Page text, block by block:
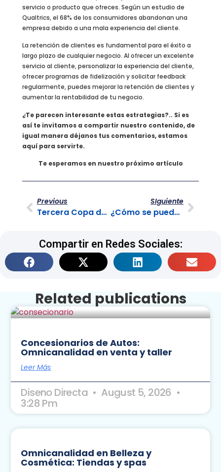
servicio o producto que ofreces. Según un estudio de
Qualtrics, el 68% de los consumidores abandonan una
empresa debido a una mala experiencia del cliente.
La retención de clientes es fundamental para el éxito a
largo plazo de cualquier negocio. Al ofrecer un excelente
servicio al cliente, personalizar la experiencia del cliente,
ofrecer programas de fidelización y solicitar feedback
regularmente, puedes mejorar la retención de clientes y
aumentar la rentabilidad de tu negocio.
¿Te parecen interesante estas estrategias?.. Si es
así te invitamos a compartir nuestro contenido, de
igual manera déjanos tus comentarios, estamos
aquí para servirte.
Te esperamos en nuestro próximo artículo
Previous
Tercera Copa de Fútbol Directa Group
SIguiente
¿Cómo se pueden implementar los procesos de BPO con inteligencia artificial?
Compartir en Redes Sociales:
Related publications
Concesionarios de Autos:
Omnicanalidad en venta y taller
Leer Más
Diseno Directa August 5, 2026
3:28 Pm
Omnicanalidad en Belleza y
Cosmética: Tiendas y spas